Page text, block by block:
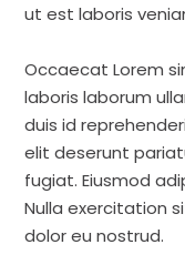
ut est laboris
Occaecat Lorem
laboris laborum
duis id
elit deserunt
fugiat. Eiusmod
Nulla exercitation
dolor eu nostrud.